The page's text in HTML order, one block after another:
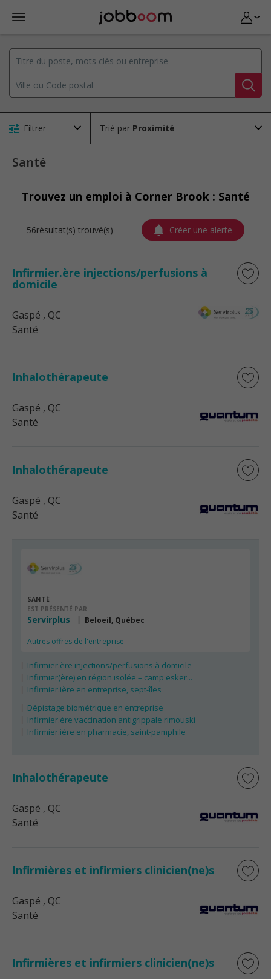
Filtrer Trié par
Santé
Trouvez un emploi à Corner Brook : Santé
56résultat(s) trouvé(s) Créer une alerte
Infirmier.ère injections/perfusions à
domicile
Gaspé , QC
Santé
Inhalothérapeute
Gaspé , QC
Santé
Inhalothérapeute
Gaspé , QC
Santé
SANTÉ
EST PRÉSENTÉ PAR
Servirplus Beloeil, Québec
Autres offres de l'entreprise
Infirmier.ère injections/perfusions à domicile
Infirmier(ère) en région isolée – camp esker...
Infirmier.ière en entreprise, sept-îles
Dépistage biométrique en entreprise
Infirmier.ère vaccination antigrippale rimouski
Infirmier.ière en pharmacie, saint-pamphile
Inhalothérapeute
Gaspé , QC
Santé
Infirmières et infirmiers clinicien(ne)s
Gaspé , QC
Santé
Infirmières et infirmiers clinicien(ne)s